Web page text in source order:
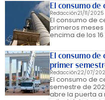
El consumo
Redacción21/11/2025
El consumo de
primeros
encima de los
El consumo de
primer
Redacción22/07/
El consumo de
semestre de
abre la puerta a